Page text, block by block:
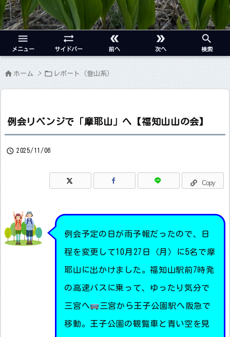

メニュー

サイドバー

前へ

次へ

検索
 ホーム >  レポート（登山系）
例会リベンジで「摩耶山」へ【福知山山の会】
 2025/11/06
Copy
例会予定の日が雨予報だったので、日
程を変更して10月27日（月）に5名で摩
耶山に出かけました。福知山駅前7時発
の高速バスに乗って、ゆったり気分で
三宮へ 三宮から王子公園駅へ阪急で
移動。王子公園の観覧車と青い空を見